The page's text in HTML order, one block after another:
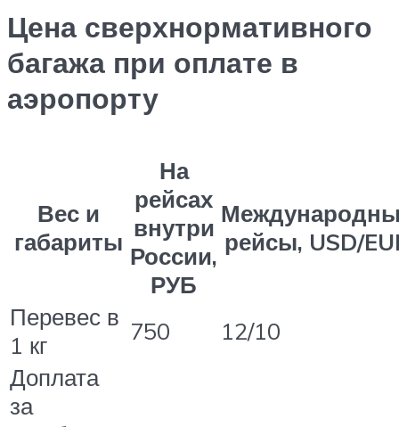
Цена сверхнормативного
багажа при оплате в
аэропорту
Вес и
габариты
На
рейсах
внутри
России,
РУБ
рейсы, USD/
Перевес в
1 кг
750
12/10
Доплата
за